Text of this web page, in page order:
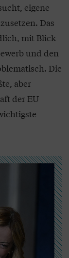
eigene
Das
mit Blick
und den
Die
aber
der EU